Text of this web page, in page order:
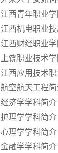
江西青年职业
江西机电职业
江西财经职业
上饶职业技术
江西应用技术
航空航天工程
经济学学科简介
护理学学科简介
心理学学科简介
金融学学科简介